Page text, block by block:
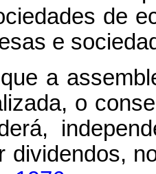
de
e
a
o
dividendos,